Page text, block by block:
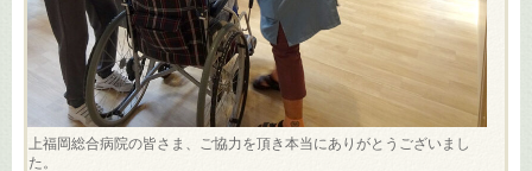
上福岡総合病院の皆さま、ご協力を頂き本当にありがとうございまし
た。